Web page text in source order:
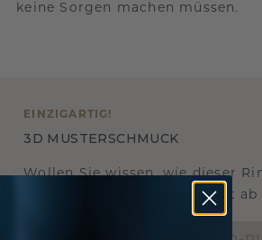
keine Sorgen machen müssen.
EINZIGARTIG !
3D MUSTERSCHMUCK
Wollen Sie wissen, wie dieser
würde und ob er passt? Jetzt ab